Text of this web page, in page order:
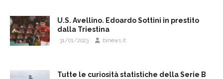
U.S. Avellino. Edoardo Sottini in prestito
dalla Triestina
31/01/2023 binews.it
Tutte le curiosità statistiche della Serie B